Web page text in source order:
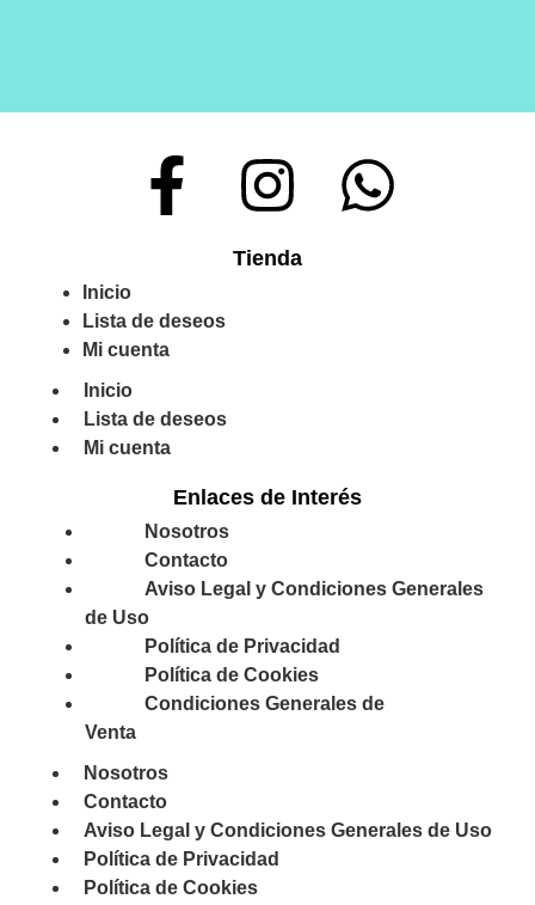
Tienda
Inicio
Lista de deseos
Mi cuenta
Inicio
Lista de deseos
Mi cuenta
Enlaces de Interés
Nosotros
Contacto
Aviso Legal y Condiciones Generales
de Uso
Política de Privacidad
Política de Cookies
Condiciones Generales de
Venta
Nosotros
Contacto
Aviso Legal y Condiciones Generales de Uso
Política de Privacidad
Política de Cookies